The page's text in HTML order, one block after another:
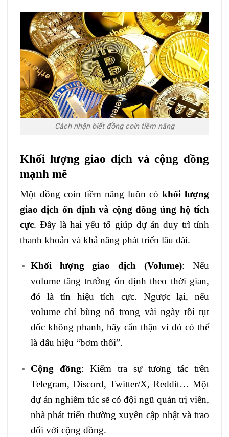
Cách nhận biết đồng coin tiềm năng
Khối lượng giao dịch và cộng đồng
mạnh mẽ
Một đồng coin tiềm năng luôn có khối lượng
giao dịch ổn định và cộng đồng ủng hộ tích
cực. Đây là hai yếu tố giúp dự án duy trì tính
thanh khoản và khả năng phát triển lâu dài.
Khối lượng giao dịch (Volume): Nếu
volume tăng trưởng ổn định theo thời gian,
đó là tín hiệu tích cực. Ngược lại, nếu
volume chỉ bùng nổ trong vài ngày rồi tụt
dốc không phanh, hãy cẩn thận vì đó có thể
là dấu hiệu “bơm thổi”.
Cộng đồng: Kiểm tra sự tương tác trên
Telegram, Discord, Twitter/X, Reddit… Một
dự án nghiêm túc sẽ có đội ngũ quản trị viên,
nhà phát triển thường xuyên cập nhật và trao
đổi với cộng đồng.